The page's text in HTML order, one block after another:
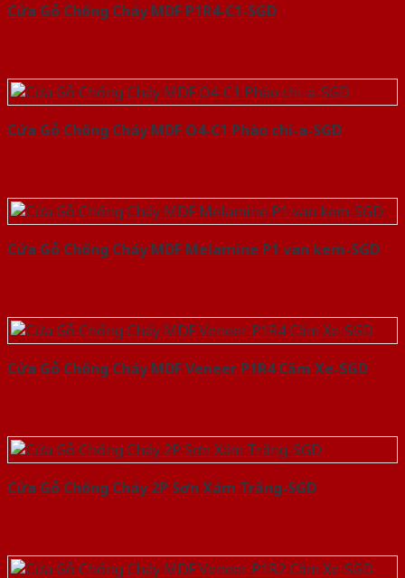
Cửa Gỗ Chống Cháy MDF P1R4-C1-SGD
Cửa Gỗ Chống Cháy MDF O4-C1 Phào chi-a-SGD
Cửa Gỗ Chống Cháy MDF Melamine P1 van kem-SGD
Cửa Gỗ Chống Cháy MDF Veneer P1R4 Căm Xe-SGD
Cửa Gỗ Chống Cháy 2P Sơn Xám Trắng-SGD